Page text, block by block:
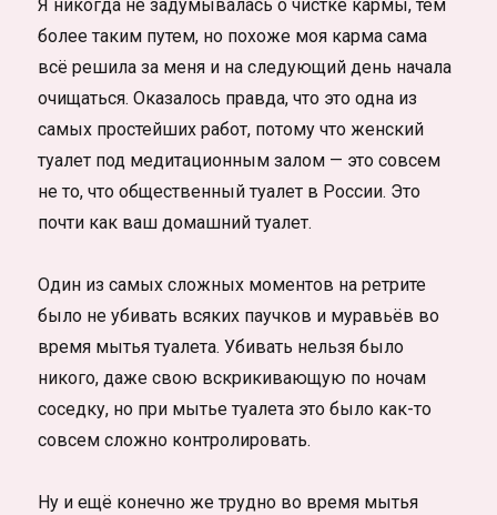
Я никогда не задумывалась о чистке кармы, тем
более таким путем, но похоже моя карма сама
всё решила за меня и на следующий день начала
очищаться. Оказалось правда, что это одна из
самых простейших работ, потому что женский
туалет под медитационным залом — это совсем
не то, что общественный туалет в России. Это
почти как ваш домашний туалет.
Один из самых сложных моментов на ретрите
было не убивать всяких паучков и муравьёв во
время мытья туалета. Убивать нельзя было
никого, даже свою вскрикивающую по ночам
соседку, но при мытье туалета это было как-то
совсем сложно контролировать.
Ну и ещё конечно же трудно во время мытья